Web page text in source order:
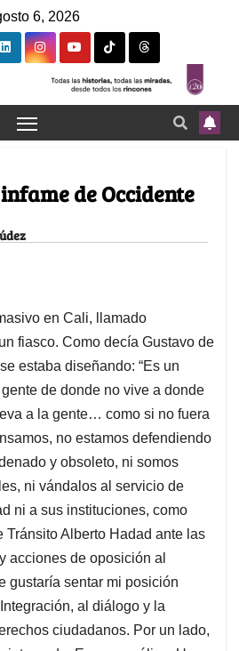
6, 2026
de Occidente
en Cali, llamado
fiasco. Como decía Gustavo de
estaba diseñando: “Es un
de donde no vive a donde
a la gente… como si no fuera
no estamos defendiendo
y obsoleto, ni somos
ni vándalos al servicio de
ni a sus instituciones, como
Tránsito Alberto Hadad ante las
acciones de oposición al
gustaría sentar mi posición
al diálogo y la
ciudadanos. Por un lado,